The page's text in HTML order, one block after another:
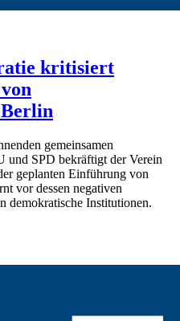
kritisiert
gemeinsamen
und SPD bekräftigt der Verein
geplanten Einführung von
vor dessen negativen
demokratische Institutionen.